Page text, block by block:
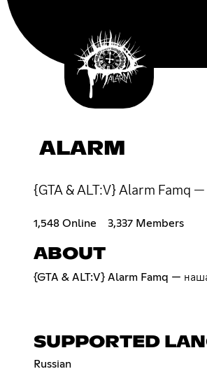
ALARM
{GTA & ALT:V} Alarm Famq
1,548 Online 3,337 Members
ABOUT
{GTA & ALT:V} Alarm Famq — наша семья играет на проекте Majestic RolePlay, присоединяйтесь и играйте вместе с нами ! ㅤㅤㅤㅤㅤㅤㅤ
SUPPORTED
Russian